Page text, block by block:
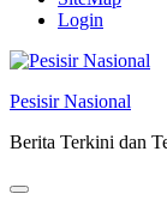
Login
Pesisir Nasional
Berita Terkini dan